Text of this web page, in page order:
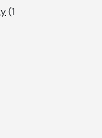
(1